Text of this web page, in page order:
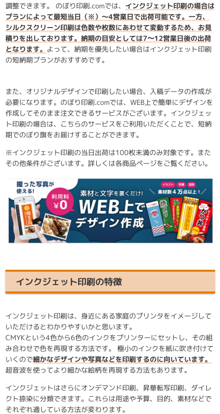
調整できます。 のぼり印刷.comでは、 インクジェット印刷の場合は
プランによって最短当日（※）～4営業日で出荷可能です。一方、
シルクスクリーン印刷は色数や枚数にあわせて変動するため、お見
積りを出しております。納期の目安としては7〜12営業日後の出荷
となります。 よって、納期を優先したい場合はインクジェット印刷
の短納期プランがおすすめです。
また、オリジナルデザインで印刷したい場合、入稿データの作成が
必要になります。のぼり印刷.comでは、WEB上で簡単にデザインを
作成してそのまま注文できるサービスがございます。インクジェッ
ト印刷の場合は、こちらのサービスをご利用いただくことで、短納
期でのぼり旗をお届けすることができます。
※インクジェット印刷の当日出荷は100枚未満のみ対象です。また
その他条件がございます。詳しくは各商品ページをご覧ください。
インクジェット印刷の特徴
インクジェット印刷は、身近にある家庭のプリンタをイメージして
いただけるとわかりやすいかと思います。
CMYKという4色から6色のインクをプリンターにセットし、その組
み合わせで色を再現する方法です。 極小のインクを紙に吹き付けて
いくので細かなデザインや写真などを印刷するのに向いています。
超音波を使ってより細かな絵柄を再現する方法もあります。
インクジェットはさらにオンデマンド印刷、昇華転写印刷、ダイレ
クト捺染に分類できます。これらは用途や予算、目的、素材などで
それぞれ適している方法が変わります。